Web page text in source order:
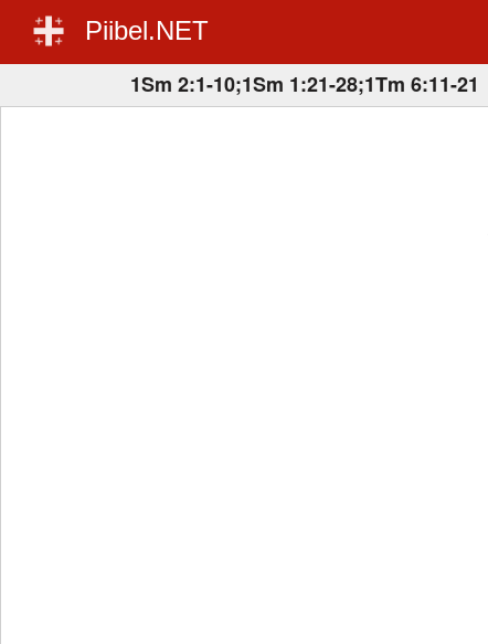
Piibel.NET
1Sm 2:1-10;1Sm 1:21-28;1Tm 6:11-21